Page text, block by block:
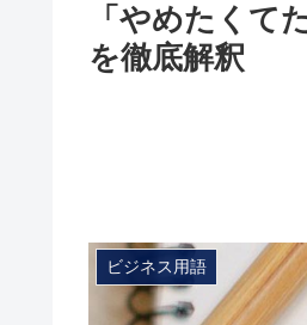
「やめたくて
を徹底解釈
ビジネス用語